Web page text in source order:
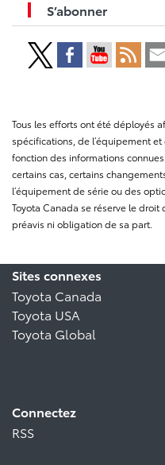
S’abonner
Tous les efforts ont été déployés
spécifications, de l’équipement
fonction des informations
certains cas, certains
l’équipement de série ou des
Toyota Canada se réserve le droit
préavis ni obligation de sa part.
Sites connexes
Toyota Canada
Toyota USA
Toyota Global
Connectez
RSS